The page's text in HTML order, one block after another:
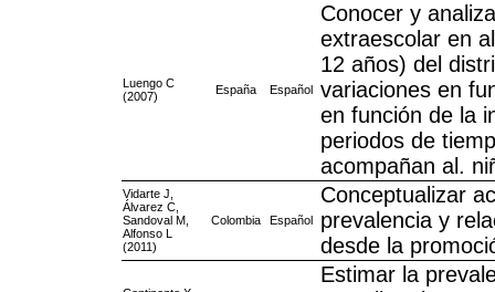
Luengo C
(2007)
España Español
Conocer y
extraescolar en
12 años) del
variaciones en
en función de la
periodos de
acompañan al.
Vidarte J,
Álvarez C,
Sandoval M,
Alfonso L
(2011)
Colombia Español
Conceptualizar
prevalencia y
desde la
Estimar la